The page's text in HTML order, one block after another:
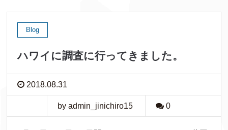
Blog
ハワイに調査に行ってきました。
2018.08.31
by admin_jinichiro15 0